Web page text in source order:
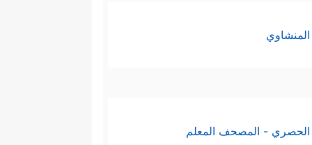
الحصري - المصحف المعلم